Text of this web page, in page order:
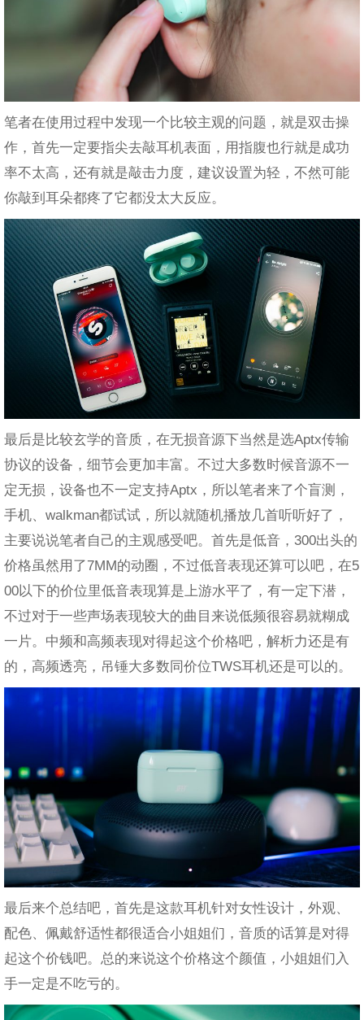
笔者在使用过程中发现一个比较主观的问题，就是双击操
作，首先一定要指尖去敲耳机表面，用指腹也行就是成功
率不太高，还有就是敲击力度，建议设置为轻，不然可能
你敲到耳朵都疼了它都没太大反应。
最后是比较玄学的音质，在无损音源下当然是选Aptx传输
协议的设备，细节会更加丰富。不过大多数时候音源不一
定无损，设备也不一定支持Aptx，所以笔者来了个盲测，
手机、walkman都试试，所以就随机播放几首听听好了，
主要说说笔者自己的主观感受吧。首先是低音，300出头的
价格虽然用了7MM的动圈，不过低音表现还算可以吧，在5
00以下的价位里低音表现算是上游水平了，有一定下潜，
不过对于一些声场表现较大的曲目来说低频很容易就糊成
一片。中频和高频表现对得起这个价格吧，解析力还是有
的，高频透亮，吊锤大多数同价位TWS耳机还是可以的。
最后来个总结吧，首先是这款耳机针对女性设计，外观、
配色、佩戴舒适性都很适合小姐姐们，音质的话算是对得
起这个价钱吧。总的来说这个价格这个颜值，小姐姐们入
手一定是不吃亏的。